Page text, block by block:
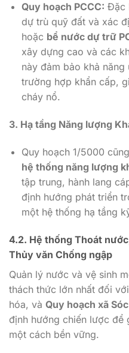
Quy hoạch PCCC: Đặc
dự trù quỹ đất và xác
hoặc bể nước dự trữ
xây dựng cao và các
này đảm bảo khả
trường hợp khẩn cấp,
cháy nổ.
3. Hạ tầng Năng lượng
Quy hoạch 1/5000
hệ thống năng lượng
tập trung, hành lang
định hướng phát triển
một hệ thống hạ tầng
4.2. Hệ thống Thoát
Thủy văn Chống ngập
Quản lý nước và vệ sinh
thách thức lớn nhất đối
hóa, và Quy hoạch xã
định hướng chiến lược để
một cách bền vững.